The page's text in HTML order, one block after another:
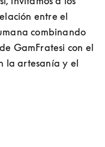
entre el
combinando
GamFratesi con el
la artesanía y el